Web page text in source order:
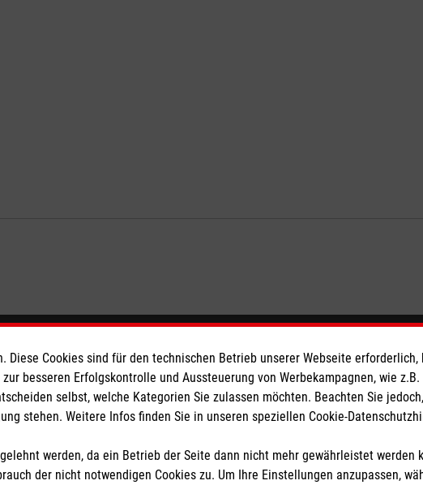
Spendenkonto
Empfänger: Malteser Hilfsdienst e.V.
IBAN: DE53 3706 0120 1201 2164 07
So
33378
Cookies sind für den technischen Betrieb unserer Webseite
besseren Erfolgskontrolle und Aussteuerung von Werbekampagnen, wie
selbst, welche Kategorien Sie zulassen möchten. Beachten Sie
stehen. Weitere Infos finden Sie in unseren speziellen Cookie-
werden, da ein Betrieb der Seite dann nicht mehr gewährleistet werden
der nicht notwendigen Cookies zu. Um Ihre Einstellungen anzupassen,